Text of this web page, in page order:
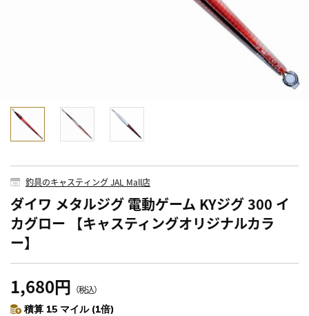
釣具のキャスティング JAL Mall店
ダイワ メタルジグ 電動ゲーム KYジグ 300 イ
カグロー 【キャスティングオリジナルカラ
ー】
1,680円 （税込）
積算 15 マイル (1倍)